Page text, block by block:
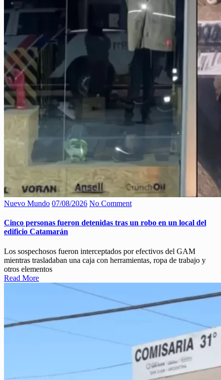
Nuevo Mundo 07/08/2026 No Comment
Cinco personas fueron detenidas tras un robo en un local del
edificio Catamarán
Los sospechosos fueron interceptados por efectivos del GAM
mientras trasladaban una caja con herramientas, ropa de trabajo y
otros elementos
Read More